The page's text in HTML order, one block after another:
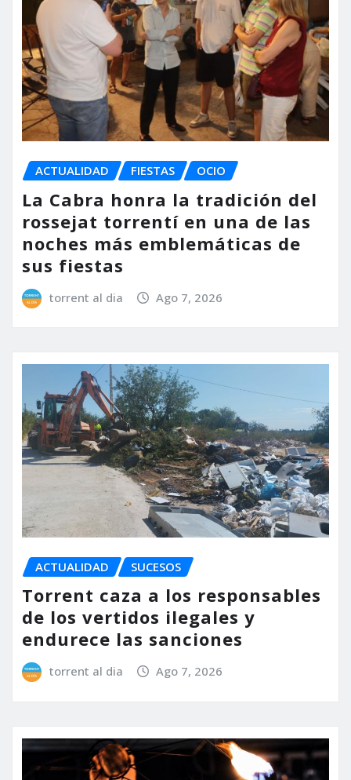
ACTUALIDAD FIESTAS OCIO
La Cabra honra la tradición del
rossejat torrentí en una de las
noches más emblemáticas de
sus fiestas
torrent al dia Ago 7, 2026
ACTUALIDAD SUCESOS
Torrent caza a los responsables
de los vertidos ilegales y
endurece las sanciones
torrent al dia Ago 7, 2026